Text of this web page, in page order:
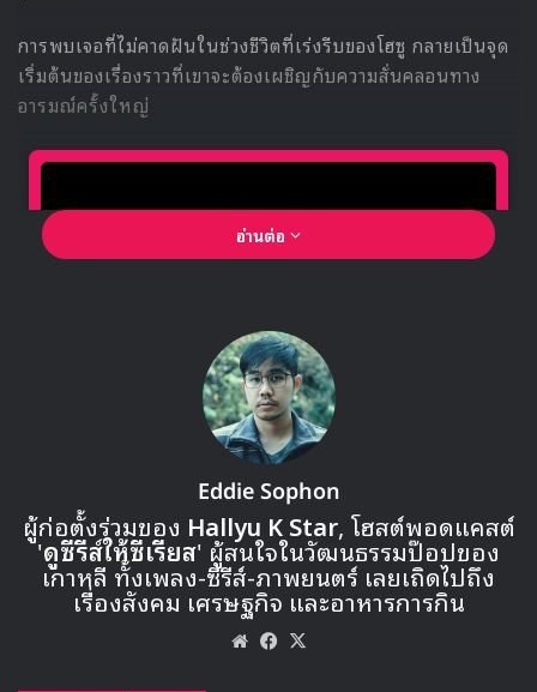
การพบเจอที่ไม่คาดฝันในช่วงชีวิตที่เร่งรีบของโฮซู กลายเป็นจุด
เริ่มต้นของเรื่องราวที่เขาจะต้องเผชิญกับความสั่นคลอนทาง
อารมณ์ครั้งใหญ่
🎙GYUBIN ปลื้มเมืองไทยขนาดไหน? ถึงกลับมาถ่าย
MV เพลงใหม่ LIKE U 100 ที่กรุงเทพ
▶ คลิกดูสัมภาษณ์พิเศษ
ความท้าทายที่ดึงดูดใจจินยองสู่โปรเจ
อ่านต่อ
Eddie Sophon
ผู้ก่อตั้งร่วมของ Hallyu K Star, โฮสต์พอดแคสต์
'ดูซีรีส์ให้ซีเรียส' ผู้สนใจในวัฒนธรรมป๊อปของ
เกาหลี ทั้งเพลง-ซีรีส์-ภาพยนตร์ เลยเถิดไปถึง
เรื่องสังคม เศรษฐกิจ และอาหารการกิน
WebsiteFacebook